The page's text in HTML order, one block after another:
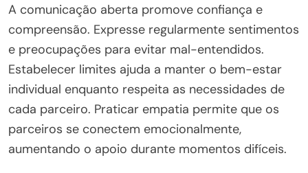
A comunicação aberta promove confiança e
compreensão. Expresse regularmente sentimentos
e preocupações para evitar mal-entendidos.
Estabelecer limites ajuda a manter o bem-estar
individual enquanto respeita as necessidades de
cada parceiro. Praticar empatia permite que os
parceiros se conectem emocionalmente,
aumentando o apoio durante momentos difíceis.